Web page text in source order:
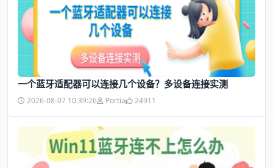
一个蓝牙适配器可以连接几个设备？多设备连接实测
2026-08-07 10:39:26 Portia 24911